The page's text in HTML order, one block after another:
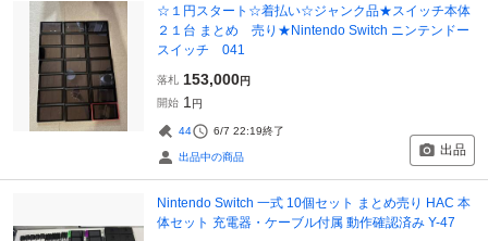
☆１円スタート☆着払い☆ジャンク品★スイッチ本体
２１台 まとめ 売り★Nintendo Switch ニンテンドー
スイッチ 041
落札 153,000円
開始 1 円
44 6/7 22:19終了
出品中の商品 出品
Nintendo Switch 一式 10個セット まとめ売り HAC 本
体セット 充電器・ケーブル付属 動作確認済み Y-47